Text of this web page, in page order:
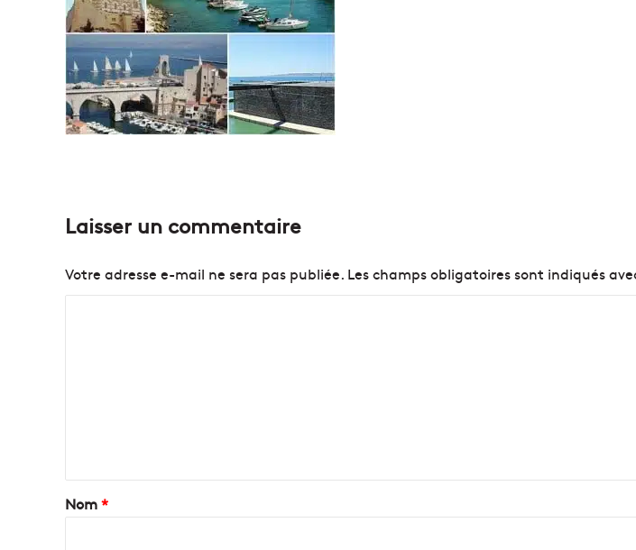
Laisser un commentaire
Votre adresse e-mail ne sera pas publiée. Les champs obligatoires sont indiqués
a
Nom*